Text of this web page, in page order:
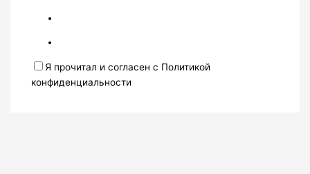
Я прочитал и согласен с Политикой
конфиденциальности